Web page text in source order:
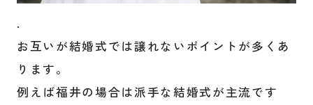
.
お互いが結婚式では譲れないポイントが多くあ
ります。
例えば福井の場合は派手な結婚式が主流です